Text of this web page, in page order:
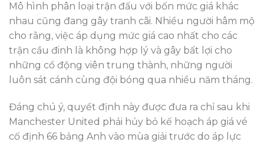
Mô hình phân loại trận đấu với bốn mức giá khác
nhau cũng đang gây tranh cãi. Nhiều người hâm mộ
cho rằng, việc áp dụng mức giá cao nhất cho các
trận cầu đinh là không hợp lý và gây bất lợi cho
những cổ động viên trung thành, những người
luôn sát cánh cùng đội bóng qua nhiều năm tháng.
Đáng chú ý, quyết định này được đưa ra chỉ sau khi
Manchester United phải hủy bỏ kế hoạch áp giá vé
cố định 66 bảng Anh vào mùa giải trước do áp lực